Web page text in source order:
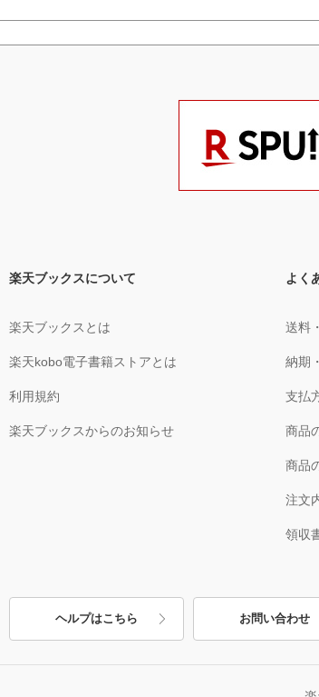
楽天ブックスについて
楽天ブックスとは
楽天kobo電子書籍ストアとは
利用規約
楽天ブックスからのお知らせ
よく
送料
納期
支払
商品
商品
注文
領収
ヘルプはこちら お問い合わせ